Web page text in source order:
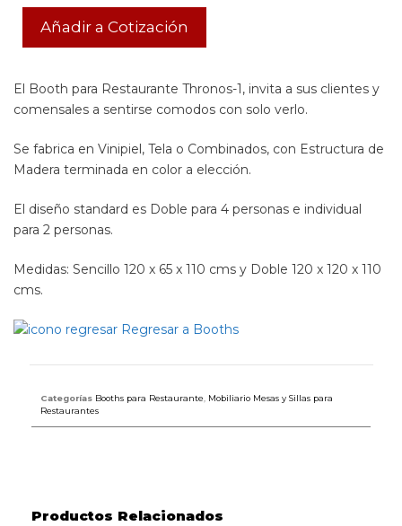
Añadir a Cotización
El Booth para Restaurante Thronos-1, invita a sus clientes y
comensales a sentirse comodos con solo verlo.
Se fabrica en Vinipiel, Tela o Combinados, con Estructura de
Madera terminada en color a elección.
El diseño standard es Doble para 4 personas e individual
para 2 personas.
Medidas: Sencillo 120 x 65 x 110 cms y Doble 120 x 120 x 110
cms.
Regresar a Booths
Categorías Booths para Restaurante
Mobiliario Mesas y Sillas para
Restaurantes
Productos Relacionados